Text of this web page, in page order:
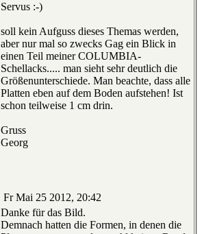
Servus :-)
soll kein Aufguss dieses Themas werden,
aber nur mal so zwecks Gag ein Blick in
einen Teil meiner COLUMBIA-
Schellacks..... man sieht sehr deutlich die
Größenunterschiede. Man beachte, dass alle
Platten eben auf dem Boden aufstehen! Ist
schon teilweise 1 cm drin.
Gruss
Georg
Fr Mai 25 2012, 20:42
Danke für das Bild.
Demnach hatten die Formen, in denen die